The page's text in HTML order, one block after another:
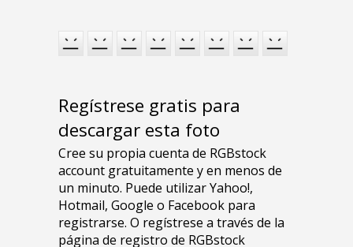
Regístrese gratis para
descargar esta foto